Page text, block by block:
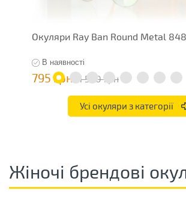
Окуляри Ray Ban Round Metal
В наявності
795 грн 1 590 грн
Усі окуляри з категорії
Жіночі брендові